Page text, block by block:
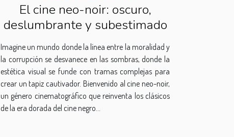
El cine neo-noir: oscuro,
deslumbrante y subestimado
Imagine un mundo donde la línea entre la moralidad y
la corrupción se desvanece en las sombras, donde la
estética visual se funde con tramas complejas para
crear un tapiz cautivador. Bienvenido al cine neo-noir,
un género cinematográfico que reinventa los clásicos
de la era dorada del cine negro...